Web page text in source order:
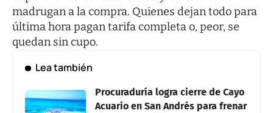
madrugan a la compra. Quienes dejan todo para
última hora pagan tarifa completa o, peor, se
quedan sin cupo.
Lea también
Procuraduría logra cierre de Cayo
Acuario en San Andrés para frenar